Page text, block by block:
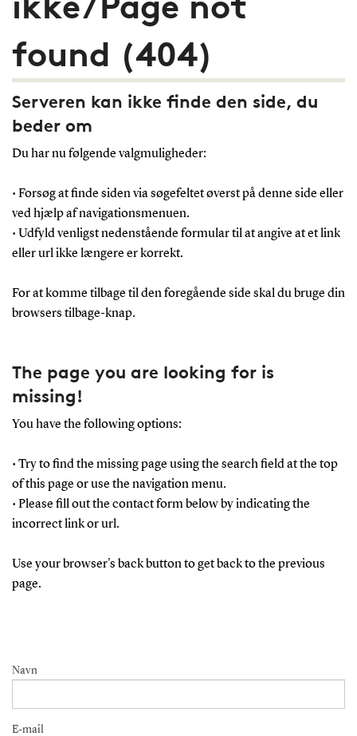
found (404)
Serveren kan ikke finde den side, du
beder om
Du har nu følgende valgmuligheder:
• Forsøg at finde siden via søgefeltet øverst på denne side eller
ved hjælp af navigationsmenuen.
• Udfyld venligst nedenstående formular til at angive at et link
eller url ikke længere er korrekt.
For at komme tilbage til den foregående side skal du bruge din
browsers tilbage-knap.
The page you are looking for is
missing!
You have the following options:
• Try to find the missing page using the search field at the top
of this page or use the navigation menu.
• Please fill out the contact form below by indicating the
incorrect link or url.
Use your browser's back button to get back to the previous
page.
Navn
E-mail